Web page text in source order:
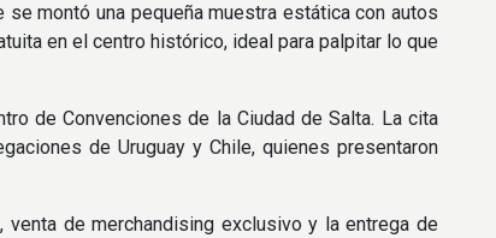
montó una pequeña muestra estática con autos
en el centro histórico, ideal para palpitar lo que
de Convenciones de la Ciudad de Salta. La cita
de Uruguay y Chile, quienes presentaron
de merchandising exclusivo y la entrega de